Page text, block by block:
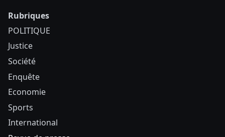
Rubriques
POLITIQUE
Justice
Société
Enquête
Economie
Sports
International